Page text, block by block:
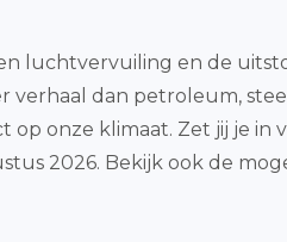
luchtvervuiling en de
dan petroleum,
onze klimaat. Zet jij je in
2026. Bekijk ook de